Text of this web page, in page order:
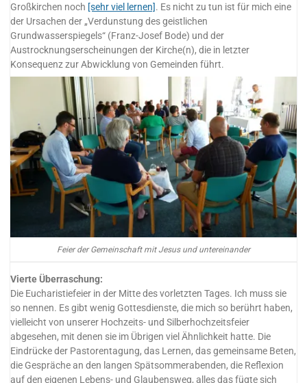
Großkirchen noch [sehr viel lernen]. Es nicht zu tun ist für mich eine
der Ursachen der „Verdunstung des geistlichen
Grundwasserspiegels“ (Franz-Josef Bode) und der
Austrocknungserscheinungen der Kirche(n), die in letzter
Konsequenz zur Abwicklung von Gemeinden führt.
Feier der Gemeinschaft mit Jesus und untereinander
Vierte Überraschung:
Die Eucharistiefeier in der Mitte des vorletzten Tages. Ich muss sie
so nennen. Es gibt wenig Gottesdienste, die mich so berührt haben,
vielleicht von unserer Hochzeits- und Silberhochzeitsfeier
abgesehen, mit denen sie im Übrigen viel Ähnlichkeit hatte. Die
Eindrücke der Pastorentagung, das Lernen, das gemeinsame Beten,
die Gespräche an den langen Spätsommerabenden, die Reflexion
auf den eigenen Lebens- und Glaubensweg, alles das fügte sich